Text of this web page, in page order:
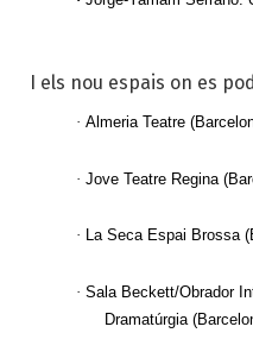
I els nou espais on es
· Almeria Teatre
· Jove Teatre Regina
· La Seca Espai Brossa
· Sala Beckett/Obrador
Dramatúrgia